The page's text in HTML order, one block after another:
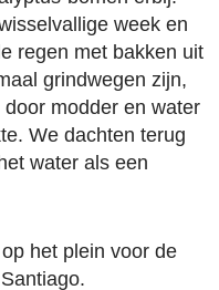
week en
regen met bakken uit
grindwegen zijn,
modder en water
We dachten terug
water als een